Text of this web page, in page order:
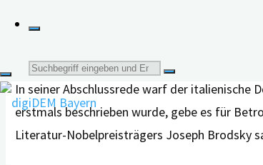
Suche
nach:
Keefer (M.Sc.), Lea Dütsch (M.Sc.), Sina
In seiner Abschlussrede warf der italienische
erstmals beschrieben wurde, gebe es für
Literatur-Nobelpreisträgers Joseph Brodsky